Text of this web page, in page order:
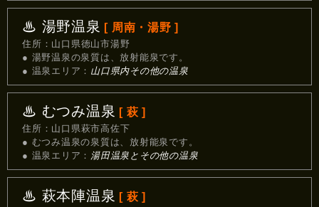
♨ 湯野温泉 [ 周南・湯野 ]
住所：山口県徳山市湯野
● 湯野温泉の泉質は、放射能泉です。
● 温泉エリア： 山口県内その他の温泉
♨ むつみ温泉 [ 萩 ]
住所：山口県萩市高佐下
● むつみ温泉の泉質は、放射能泉です。
● 温泉エリア： 湯田温泉とその他の温泉
♨ 萩本陣温泉 [ 萩 ]